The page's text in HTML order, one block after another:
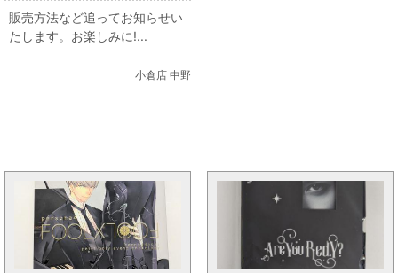
販売方法など追ってお知らせい
たします。お楽しみに!...
小倉店 中野